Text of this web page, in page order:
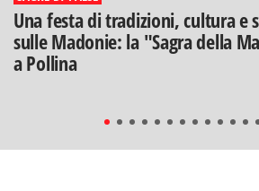
Una festa di tradizioni, cultura e
sulle Madonie: la "Sagra della
a Pollina